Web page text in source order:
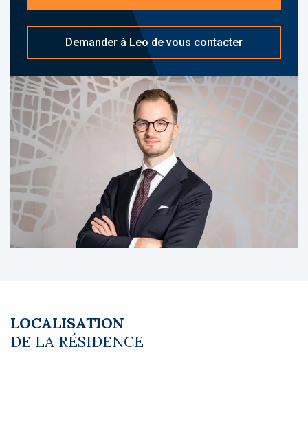
services globale : espace aquatique chauffé
de 600 m² avec pataugeoire, solarium, sauna,
hammam, salle de fitness, restaurant et bar-
piscine, animations, clubs enfants, location
de vélos, Wi-Fi, climatisation, parking
privatisé. Il comprend environ 291 logements.
A propos du gestionnaire occupant :
Belambra Clubs, acteur majeur des clubs de
vacances en France, exploite environ 58
clubs, avec plus de 40 000 lits et des milliers
de logements. Reconnue pour la qualité de
ses services, ses équipements aquatiques et
son offre d’animation familiale, la marque se
distingue par une forte tradition et un
Le coin du LMNP - Leo Houel agent basé à
NEUILLY SUR SEINE - 01 84 78 46 50 - Plus
Demander à Leo de vous contacter
LOCALISATION
DE LA RÉSIDENCE